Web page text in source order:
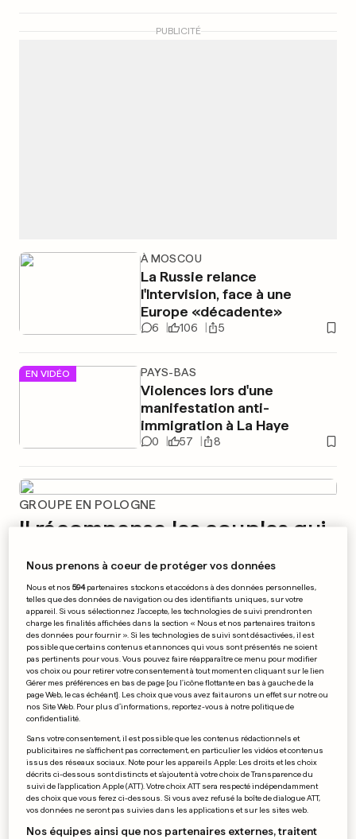
À MOSCOU
La Russie relance
l'Intervision, face à une
Europe «décadente»
6 106 5
EN VIDÉO PAYS-BAS
Violences lors d'une
manifestation anti-
immigration à La Haye
0 57 8
PUBLICITÉ
GROUPE EN POLOGNE
Il récompense les couples qui
hôtels
1 22 19
EN VIDÉO DERNIÈRE TREMPETTE
Les toutous se sont éclatés à
la piscine de Remich
5 63
TAXE SUR LES TRÈS RICHES
Arnault accuse Zucman de
vouloir «détruire l'économie
libérale»
Nous prenons à coeur de protéger vos données
Nous et nos594partenaires stockons et accédons à des données personnelles,
telles que des données de navigation ou des identifiants uniques, sur votre
appareil. Si vous sélectionnez J'accepte, les technologies de suivi prendront en
charge les finalités affichées dans la section « Nous et nos partenaires traitons
des données pour fournir ». Si les technologies de suivi sont désactivées, il est
possible que certains contenus et annonces qui vous sont présentés ne soient
pas pertinents pour vous. Vous pouvez faire réapparaître ce menu pour modifier
vos choix ou pour retirer votre consentement à tout moment en cliquant sur le lien
Gérer mes préférences en bas de page [ou l'icône flottante en bas à gauche de la
page Web, le cas échéant]. Les choix que vous avez fait aurons un effet sur notre ou
nos Site Web. Pour plus d’informations, reportez-vous à notre politique de
confidentialité.
Sans votre consentement, il est possible que les contenus rédactionnels et
publicitaires ne s'affichent pas correctement, en particulier les vidéos et contenus
issus des réseaux sociaux. Note pour les appareils Apple: Les droits et les choix
décrits ci-dessous sont distincts et s'ajoutent à votre choix de Transparence du
suivi de l'application Apple (ATT). Votre choix ATT sera respecté indépendamment
des choix que vous ferez ci-dessous. Si vous avez refusé la boîte de dialogue ATT,
vos données ne seront pas suivies dans les applications et sur les sites web.
Nos équipes ainsi que nos partenaires externes, traitent